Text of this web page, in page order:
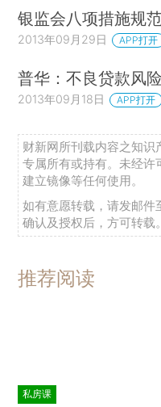
银监会八项措施规
2013年09月29日 APP打开
普华：不良贷款风
2013年09月18日 APP打开
财新网所刊载内容之知识
专属所有或持有。未经许
建立镜像等任何使用。
如有意愿转载，请发邮件
确认及授权后，方可转载。
推荐阅读
私房课